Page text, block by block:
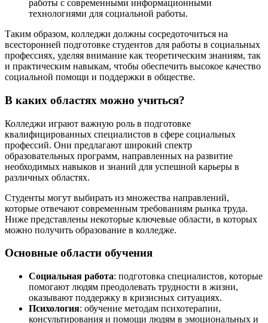
работы с современными информационными
технологиями для социальной работы.
Таким образом, колледжи должны сосредоточиться на
всесторонней подготовке студентов для работы в социальных
профессиях, уделяя внимание как теоретическим знаниям, так
и практическим навыкам, чтобы обеспечить высокое качество
социальной помощи и поддержки в обществе.
В каких областях можно учиться?
Колледжи играют важную роль в подготовке
квалифицированных специалистов в сфере социальных
профессий. Они предлагают широкий спектр
образовательных программ, направленных на развитие
необходимых навыков и знаний для успешной карьеры в
различных областях.
Студенты могут выбирать из множества направлений,
которые отвечают современным требованиям рынка труда.
Ниже представлены некоторые ключевые области, в которых
можно получить образование в колледже.
Основные области обучения
Социальная работа: подготовка специалистов, которые
помогают людям преодолевать трудности в жизни,
оказывают поддержку в кризисных ситуациях.
Психология: обучение методам психотерапии,
консультирования и помощи людям в эмоциональных и